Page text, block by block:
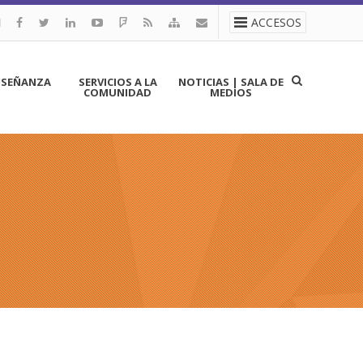
ACCESOS
SERVICIOS A LA
COMUNIDAD
NOTICIAS | SALA DE
MEDIOS